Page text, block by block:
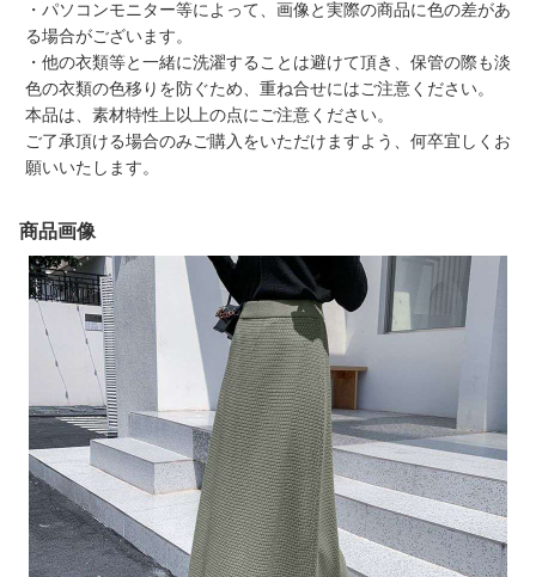
・パソコンモニター等によって、画像と実際の商品に色の差があ
る場合がございます。
・他の衣類等と一緒に洗濯することは避けて頂き、保管の際も淡
色の衣類の色移りを防ぐため、重ね合せにはご注意ください。
本品は、素材特性上以上の点にご注意ください。
ご了承頂ける場合のみご購入をいただけますよう、何卒宜しくお
願いいたします。
商品画像